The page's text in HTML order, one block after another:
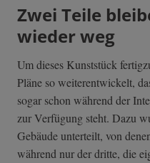
Zwei Teile
wieder weg
Um dieses Kunststück
Pläne so weiterentwickelt,
sogar schon während der
zur Verfügung steht. Dazu
Gebäude unterteilt, von
während nur der dritte, die